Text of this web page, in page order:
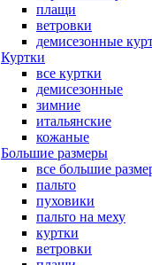
плащи
ветровки
демисезонные
Куртки
все куртки
демисезонные
зимние
итальянские
кожаные
Большие размеры
все большие
пальто
пуховики
пальто на меху
куртки
ветровки